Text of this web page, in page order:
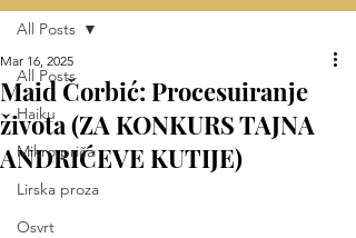
All Posts
Haiku
Mikro priča
Lirska proza
Osvrt
All Posts
Maid Čorbić: Procesuiranje
života (ZA KONKURS TAJNA
ANDRIĆEVE KUTIJE)
Mar 16, 2025